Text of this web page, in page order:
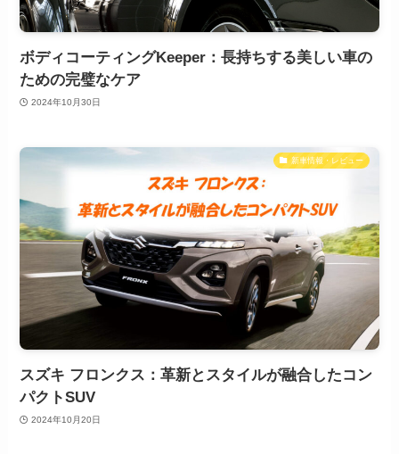
ボディコーティングKeeper：長持ちする美しい車の
ための完璧なケア
2024年10月30日
新車情報・レビュー
スズキ フロンクス：革新とスタイルが融合したコン
パクトSUV
2024年10月20日